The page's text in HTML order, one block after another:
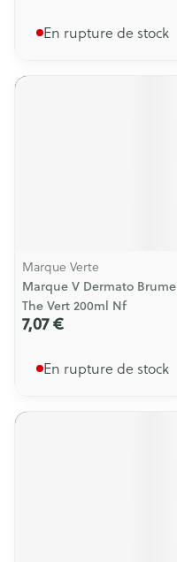
En rupture de stock
Marque Verte
Marque V Dermato Brume
The Vert 200ml Nf
7,07 €
En rupture de stock